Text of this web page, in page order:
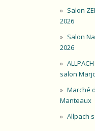
Salon
2026
Salon
2026
salon
Marché
Manteaux
Allpach